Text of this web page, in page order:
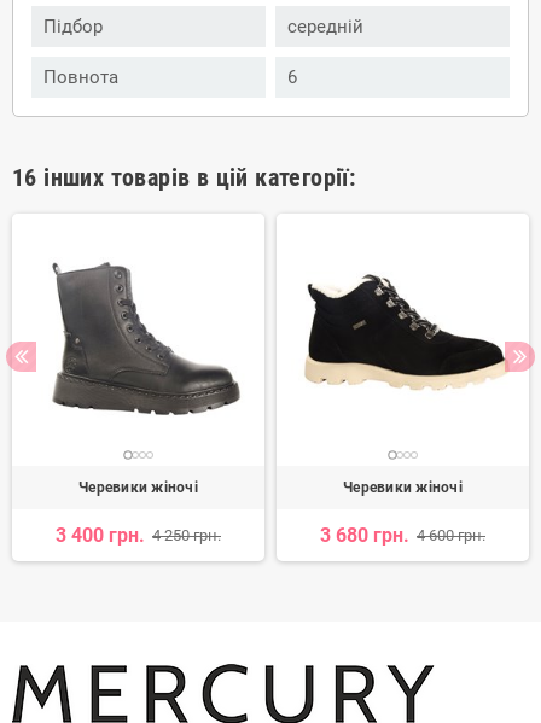
Підбор середній
Повнота 6
16 інших товарів в цій категорії:
Черевики жіночі
3 400 грн. 4 250 грн.
Черевики жіночі
3 680 грн. 4 600 грн.